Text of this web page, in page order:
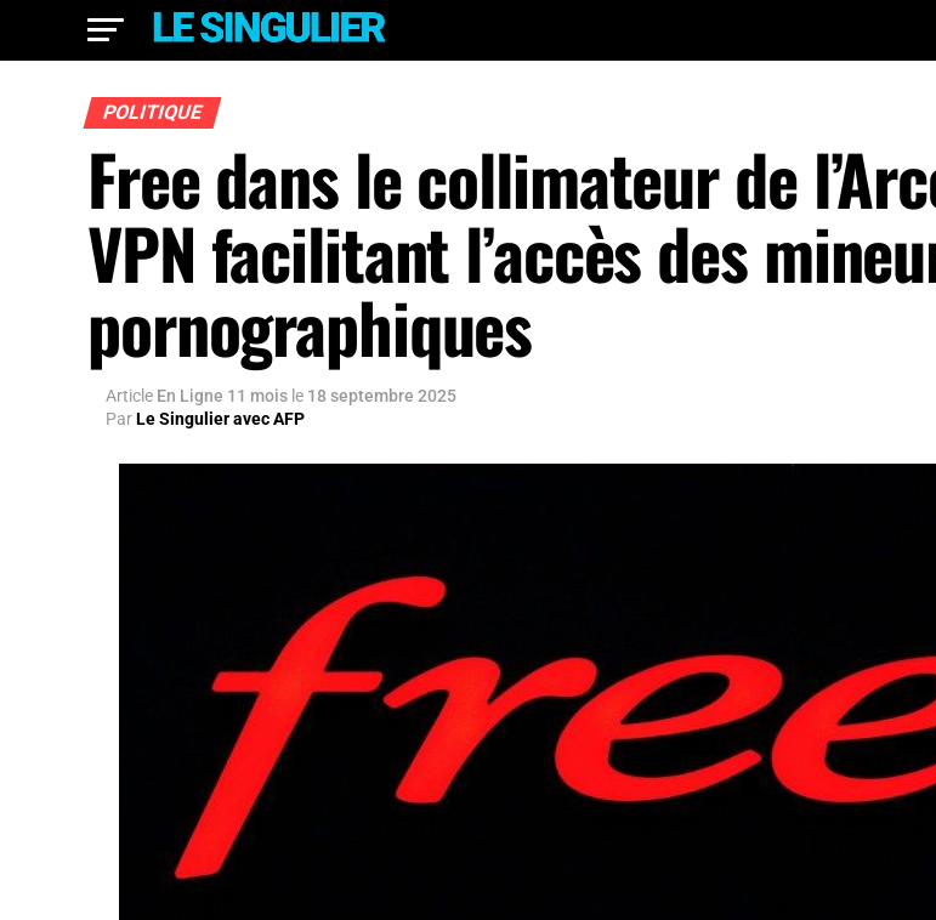
POLITIQUE
Free dans le collimateur de
VPN facilitant l’accès des
pornographiques
Article En Ligne 11 mois le 18 septembre 2025
ParLe Singulier avec AFP